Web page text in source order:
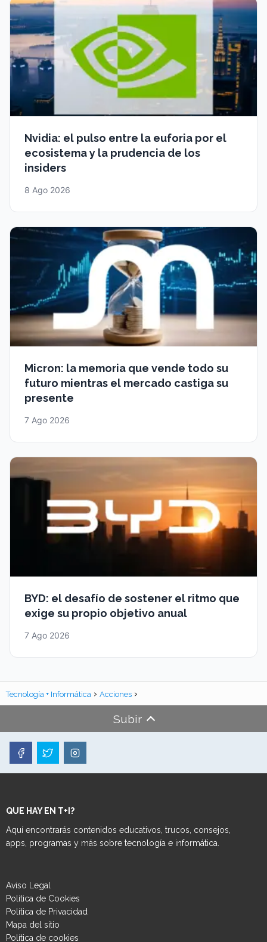
Nvidia: el pulso entre la euforia por el
ecosistema y la prudencia de los
insiders
8 Ago 2026
Micron: la memoria que vende todo su
futuro mientras el mercado castiga su
presente
7 Ago 2026
BYD: el desafío de sostener el ritmo que
exige su propio objetivo anual
7 Ago 2026
Tecnología + Informática Acciones
Subir
QUE HAY EN T+I?
Aquí encontrarás contenidos educativos, trucos, consejos,
apps, programas y más sobre tecnología e informática.
Aviso Legal
Política de Cookies
Política de Privacidad
Mapa del sitio
Política de cookies